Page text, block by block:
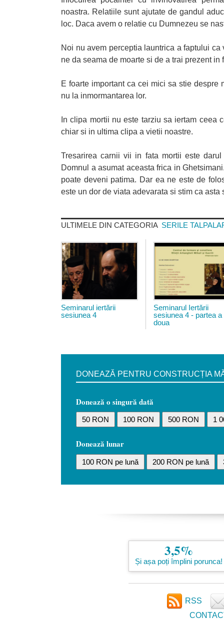
noastra. Relatiile sunt ajutate de gandul
loc. Daca avem o relatie cu Dumnezeu se
Noi nu avem perceptia launtrica a faptului
ne da seama de moarte si de a trai prezent in
E foarte important ca cei mici sa stie
nu la inmormantarea lor.
In clipa mortii nu este tarziu sa iertam ceea
chiar si in ultima clipa a vietii noastre.
Tresarirea carnii vii in fata mortii este
Domnul a asumat aceasta frica in
poate deveni patima. Dar ea ne este de
este un dor de viata adevarata si stim ca
ULTIMELE DIN CATEGORIA SERILE
Seminarul iertării
sesiunea 4
Seminarul Iertării
sesiunea 4 - partea a
doua
DONEAZĂ PENTRU CONSTRUCȚIA
Donează o singură dată
50 RON 100 RON 500 RON 1
Donează lunar
100 RON pe lună 200 RON pe lună
3,5%
Și așa poți împlini porunca!
RSS